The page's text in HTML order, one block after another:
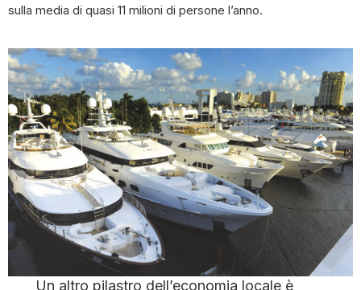
sulla media di quasi 11 milioni di persone l’anno.
Un altro pilastro dell’economia locale è